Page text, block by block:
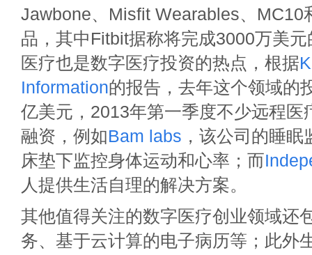
Jawbone、Misfit Wearables、MC10
品，其中Fitbit据称将完成3000万美
医疗也是数字医疗投资的热点，根据
Information的报告，去年这个领域的
亿美元，2013年第一季度不少远程医
融资，例如Bam labs ，该公司的睡
床垫下监控身体运动和心率；而
人提供生活自理的解决方案。
其他值得关注的数字医疗创业领域还
务、基于云计算的电子病历等；此外